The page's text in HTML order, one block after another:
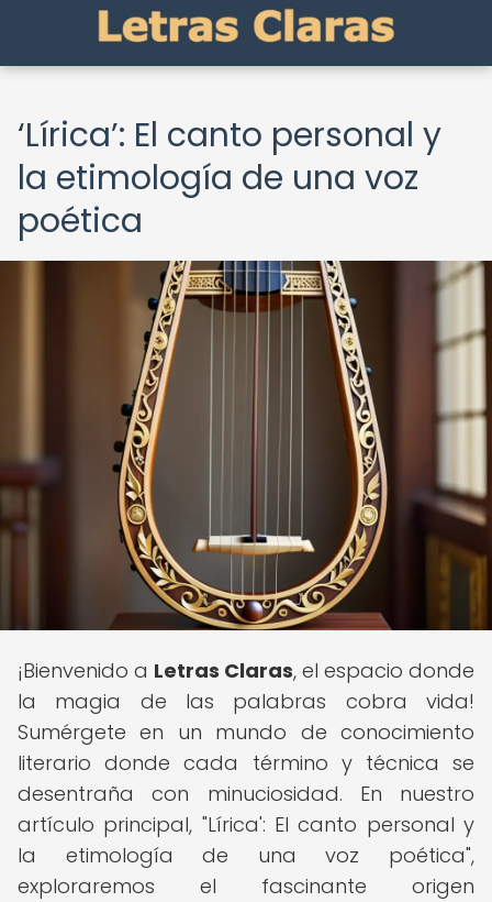
‘Lírica’: El canto personal y
la etimología de una voz
poética
¡Bienvenido a Letras Claras, el espacio donde
la magia de las palabras cobra vida!
Sumérgete en un mundo de conocimiento
literario donde cada término y técnica se
desentraña con minuciosidad. En nuestro
artículo principal, "Lírica': El canto personal y
la etimología de una voz poética",
exploraremos el fascinante origen